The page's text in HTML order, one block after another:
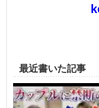
最近書いた記事